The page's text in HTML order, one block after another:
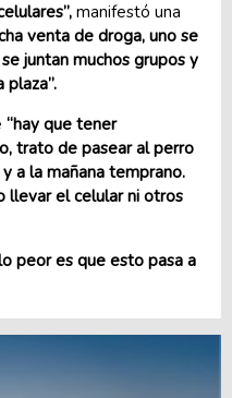
manifestó una
venta de droga, uno se
juntan muchos grupos y
“hay que tener
trato de pasear al perro
a la mañana temprano.
llevar el celular ni otros
peor es que esto pasa a